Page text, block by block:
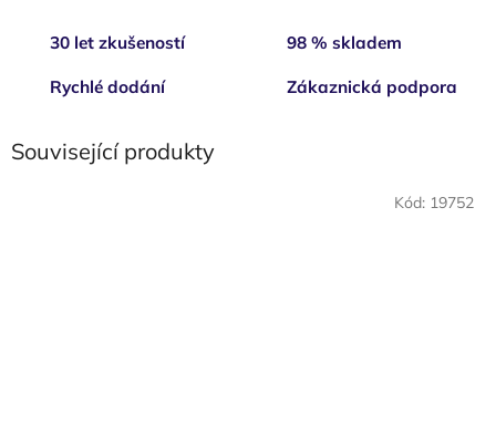
30 let zkušeností 98 % skladem
Rychlé dodání Zákaznická podpora
Související produkty
Kód: 19752